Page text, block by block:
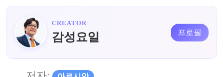
CREATOR
감성요일 프로필